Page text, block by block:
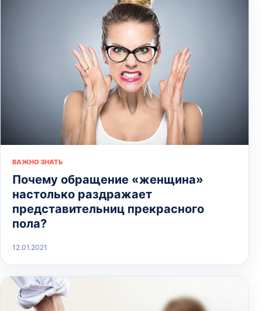
ВАЖНО ЗНАТЬ
Почему обращение «женщина»
настолько раздражает
представительниц прекрасного
пола?
12.01.2021